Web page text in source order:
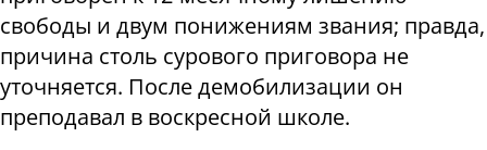
свободы и двум понижениям звания; правда,
причина столь сурового приговора не
уточняется. После демобилизации он
преподавал в воскресной школе.